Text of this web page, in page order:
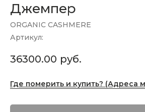
Джемпер
ORGANIC CASHMERE
Артикул:
36300.00 руб.
Где померить и купить? (Адреса